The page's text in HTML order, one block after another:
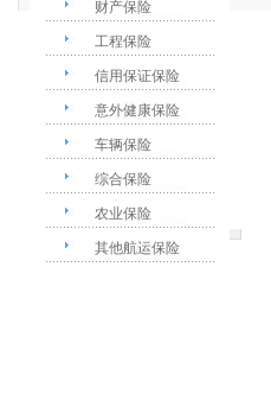
财产保险
工程保险
信用保证保险
意外健康保险
车辆保险
综合保险
农业保险
其他航运保险